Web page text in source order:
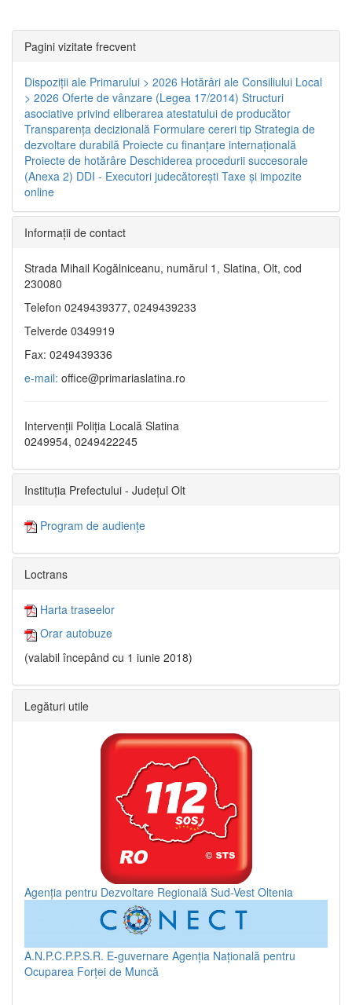
Pagini vizitate frecvent
Dispoziţii ale Primarului > 2026 Hotărâri ale Consiliului Local
> 2026 Oferte de vânzare (Legea 17/2014) Structuri
asociative privind eliberarea atestatului de producător
Transparenţa decizională Formulare cereri tip Strategia de
dezvoltare durabilă Proiecte cu finanţare internaţională
Proiecte de hotărâre Deschiderea procedurii succesorale
(Anexa 2) DDI - Executori judecătorești Taxe şi impozite
online
Informaţii de contact
Strada Mihail Kogălniceanu, numărul 1, Slatina, Olt, cod
230080
Telefon 0249439377, 0249439233
Telverde 0349919
Fax: 0249439336
e-mail: office@primariaslatina.ro
Intervenții Poliția Locală Slatina
0249954, 0249422245
Instituția Prefectului - Județul Olt
Program de audiențe
Loctrans
Harta traseelor
Orar autobuze
(valabil începând cu 1 iunie 2018)
Legături utile
Agenția pentru Dezvoltare Regională Sud-Vest Oltenia
A.N.P.C.P.P.S.R. E-guvernare Agenția Națională pentru
Ocuparea Forței de Muncă